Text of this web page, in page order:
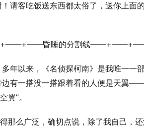
请客吃饭送东西都太俗了，送你上面
昏睡的分割线
年以来，《名侦探柯南》是我唯一一
有一搭没一搭跟着看的人便是天翼
翼”。
那么广泛，确切点说，除了我自己，